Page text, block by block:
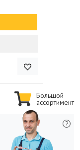
Большой
ассортимент